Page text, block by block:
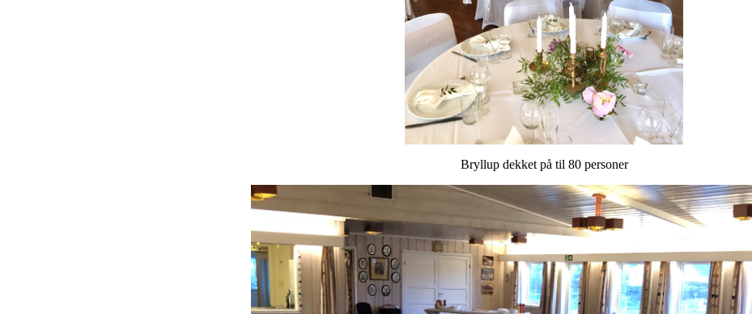
Bryllup dekket på til 80 personer